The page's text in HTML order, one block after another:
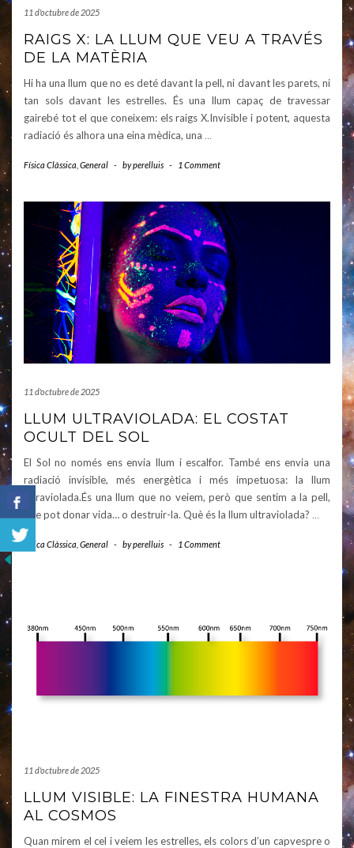
11 d'octubre de 2025
RAIGS X: LA LLUM QUE VEU A TRAVÉS
DE LA MATÈRIA
Hi ha una llum que no es deté davant la pell, ni davant les parets, ni
tan sols davant les estrelles. És una llum capaç de travessar
gairebé tot el que coneixem: els raigs X.Invisible i potent, aquesta
radiació és alhora una eina mèdica, una …
Física Clàssica General - byperelluis - 1 Comment
11 d'octubre de 2025
LLUM ULTRAVIOLADA: EL COSTAT
OCULT DEL SOL
El Sol no només ens envia llum i escalfor. També ens envia una
radiació invisible, més energètica i més impetuosa: la llum
ultraviolada.És una llum que no veiem, però que sentim a la pell,
que pot donar vida… o destruir-la. Què és la llum ultraviolada? …
Física Clàssica General - byperelluis - 1 Comment
11 d'octubre de 2025
LLUM VISIBLE: LA FINESTRA HUMANA
AL COSMOS
Quan mirem el cel i veiem les estrelles, els colors d’un capvespre o